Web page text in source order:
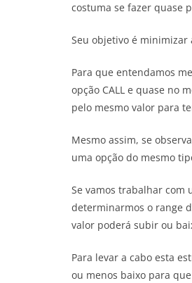
costuma se fazer quase
Seu objetivo é minimizar
Para que entendamos
opção CALL e quase no
pelo mesmo valor para
Mesmo assim, se
uma opção do mesmo
Se vamos trabalhar com
determinarmos o range
valor poderá subir ou
Para levar a cabo esta
ou menos baixo para